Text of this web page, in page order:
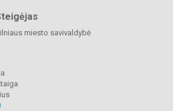
miesto savivaldybė